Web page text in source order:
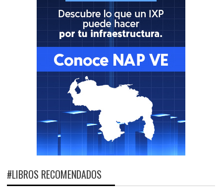
#LIBROS RECOMENDADOS